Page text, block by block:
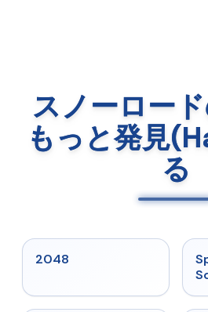
スノーロー
もっと発見
る
2048